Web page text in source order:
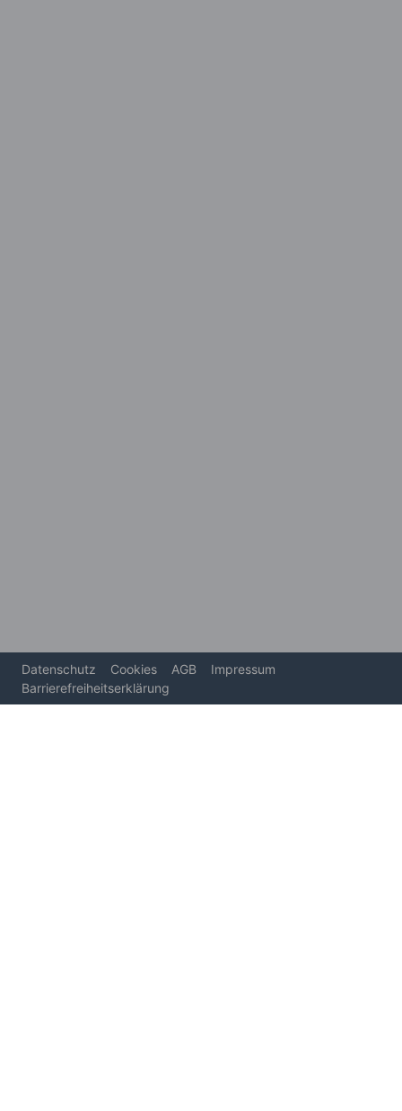
Datenschutz Cookies AGB
Impressum
Barrierefreiheitserklärung